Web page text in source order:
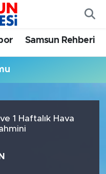
Samsun Rehberi
1 Haftalık Hava
Haritası